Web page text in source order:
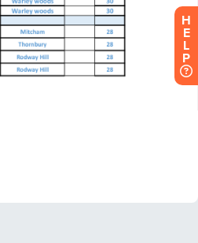
H
E
L
P